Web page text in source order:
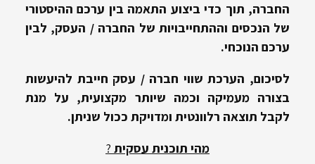
החברה, תוך כדי ביצוע התאמה בין ערכם ההיסטורי
של הנכסים וההתחייבויות של החברה / העסק, לבין
ערכם הנוכחי.
לסיכום, הערכת שווי חברה / עסק חייבת להיעשות
בצורה מעמיקה וכמה שיותר מקצועית, על מנת
לקבל תוצאה רלוונטית ומדויקת ככול שניתן.
מהי תוכנית עסקית ?